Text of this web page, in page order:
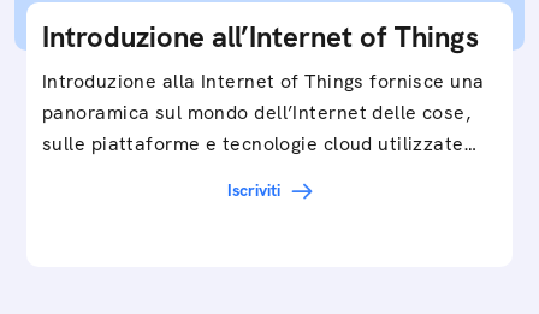
Introduzione all’Internet of Things
Introduzione alla Internet of Things fornisce una
panoramica sul mondo dell’Internet delle cose,
sulle piattaforme e tecnologie cloud utilizzate
Iscriviti